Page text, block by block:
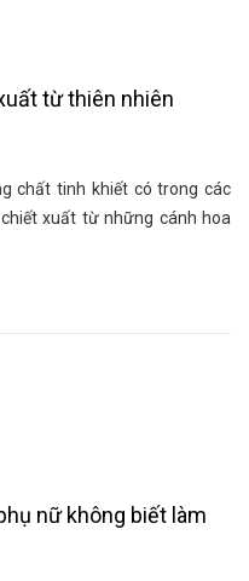
từ thiên nhiên
chất tinh khiết có trong các
xuất từ những cánh hoa
nữ không biết làm